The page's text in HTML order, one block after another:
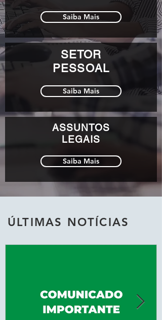
Saiba Mais
SETOR
PESSOAL
Saiba Mais
ASSUNTOS
LEGAIS
Saiba Mais
ÚLTIMAS NOTÍCIAS